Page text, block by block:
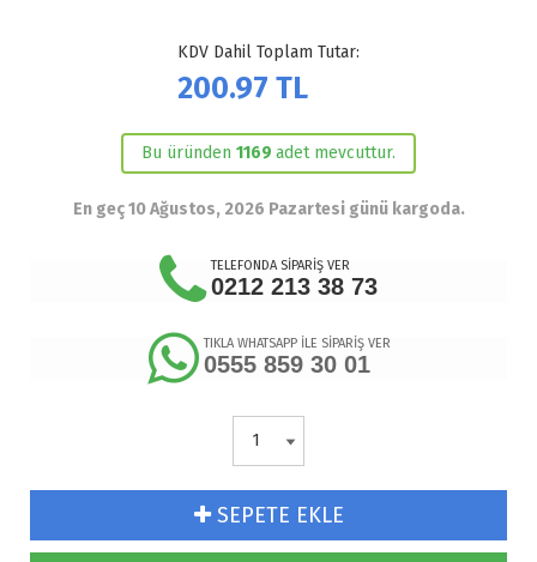
KDV Dahil Toplam Tutar:
200.97 TL
Bu üründen 1169 adet mevcuttur.
En geç 10 Ağustos, 2026 Pazartesi günü kargoda.
TELEFONDA SİPARİŞ VER
0212 213 38 73
TIKLA WHATSAPP İLE SİPARİŞ VER
0555 859 30 01
SEPETE EKLE